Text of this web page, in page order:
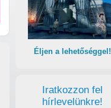
Éljen a lehetőséggel!
Iratkozzon fel
hírlevelünkre!